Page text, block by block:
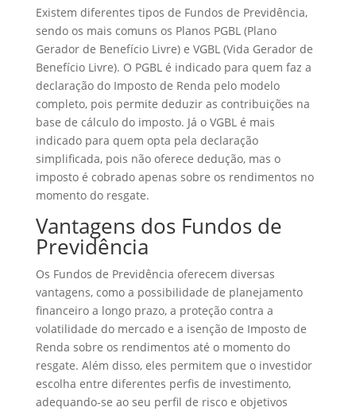
Existem diferentes tipos de Fundos de Previdência,
sendo os mais comuns os Planos PGBL (Plano
Gerador de Benefício Livre) e VGBL (Vida Gerador de
Benefício Livre). O PGBL é indicado para quem faz a
declaração do Imposto de Renda pelo modelo
completo, pois permite deduzir as contribuições na
base de cálculo do imposto. Já o VGBL é mais
indicado para quem opta pela declaração
simplificada, pois não oferece dedução, mas o
imposto é cobrado apenas sobre os rendimentos no
momento do resgate.
Vantagens dos Fundos de
Previdência
Os Fundos de Previdência oferecem diversas
vantagens, como a possibilidade de planejamento
financeiro a longo prazo, a proteção contra a
volatilidade do mercado e a isenção de Imposto de
Renda sobre os rendimentos até o momento do
resgate. Além disso, eles permitem que o investidor
escolha entre diferentes perfis de investimento,
adequando-se ao seu perfil de risco e objetivos